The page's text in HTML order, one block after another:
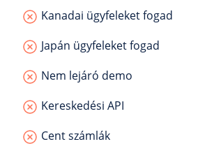
Kanadai ügyfeleket fogad
Japán ügyfeleket fogad
Nem lejáró demo
Kereskedési API
Cent számlák